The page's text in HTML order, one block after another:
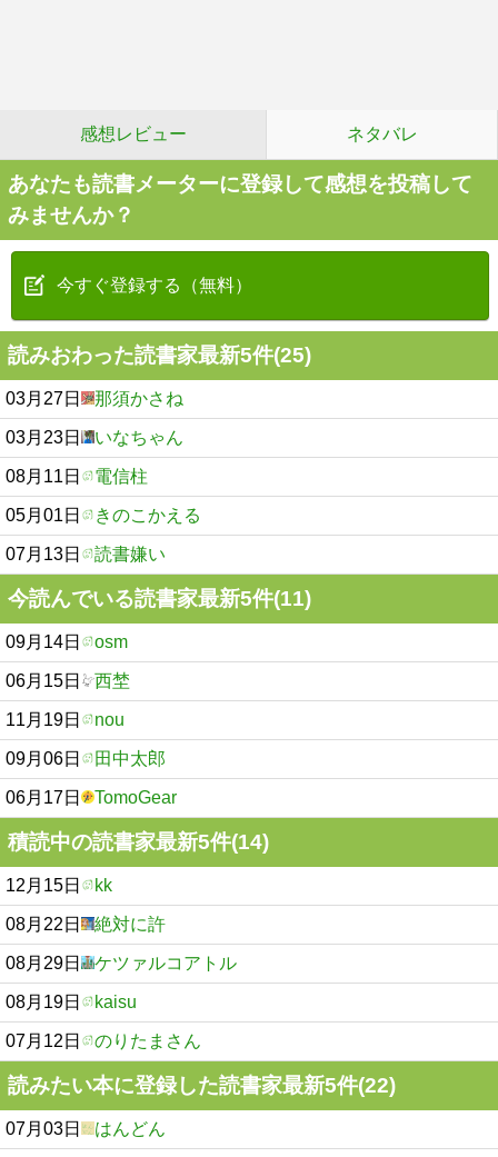
感想レビュー ネタバレ
あなたも読書メーターに登録して感想を投稿して
みませんか？
今すぐ登録する（無料）
読みおわった読書家最新5件(25)
03月27日 那須かさね
03月23日 いなちゃん
08月11日 電信柱
05月01日 きのこかえる
07月13日 読書嫌い
今読んでいる読書家最新5件(11)
09月14日 osm
06月15日 西埜
11月19日 nou
09月06日 田中太郎
06月17日 TomoGear
積読中の読書家最新5件(14)
12月15日 kk
08月22日 絶対に許
08月29日 ケツァルコアトル
08月19日 kaisu
07月12日 のりたまさん
読みたい本に登録した読書家最新5件(22)
07月03日 はんどん